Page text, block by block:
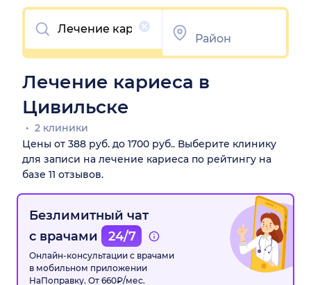
Очистить
Лечение кариеса в
Цивильске
2 клиники
Цены от 388 руб. до 1700 руб.. Выберите клинику
для записи на лечение кариеса по рейтингу на
базе 11 отзывов.
Безлимитный чат
с врачами
24/7
Онлайн-консультации с врачами
в мобильном приложении
НаПоправку. От 660₽/мес.